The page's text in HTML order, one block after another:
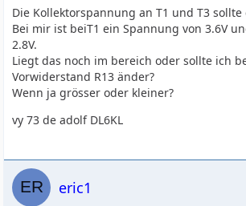
Die Kollektorspannung an T1 und T3 sollte
Bei mir ist beiT1 ein Spannung von 3.6V
2.8V.
Liegt das noch im bereich oder sollte ich
Vorwiderstand R13 änder?
Wenn ja grösser oder kleiner?
vy 73 de adolf DL6KL
eric1